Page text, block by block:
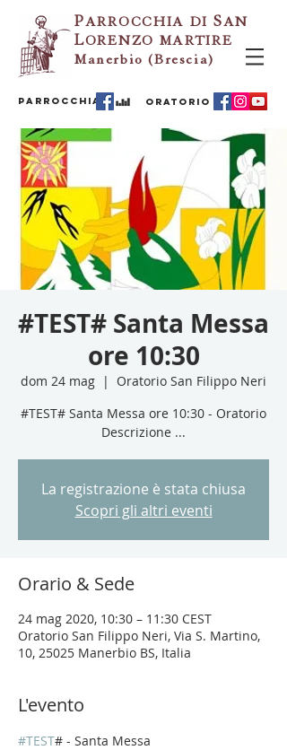
PARROCCHIA DI SAN
LORENZO MARTIRE
Manerbio (Brescia)
PARROCCHIA ORATORIO
#TEST# Santa Messa
ore 10:30
dom 24 mag
  |
Oratorio San Filippo Neri
#TEST# Santa Messa ore 10:30 - Oratorio
Descrizione ...
La registrazione è stata chiusa
Scopri gli altri eventi
Orario & Sede
24 mag 2020, 10:30 – 11:30 CEST
Oratorio San Filippo Neri, Via S. Martino,
10, 25025 Manerbio BS, Italia
L'evento
#TEST# - Santa Messa